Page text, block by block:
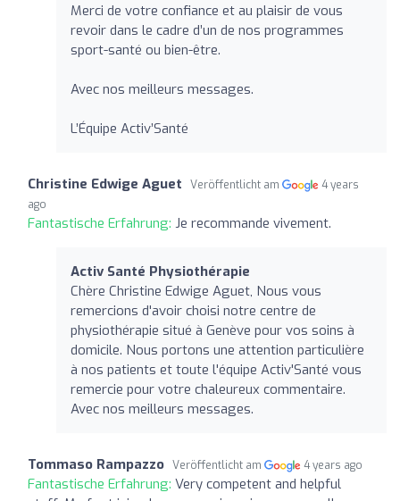
Merci de votre confiance et au plaisir de vous
revoir dans le cadre d’un de nos programmes
sport-santé ou bien-être.
Avec nos meilleurs messages.
L’Équipe Activ’Santé
Christine Edwige Aguet Veröffentlicht am
4 years
ago
Fantastische Erfahrung: Je recommande vivement.
Activ Santé Physiothérapie
Chère Christine Edwige Aguet, Nous vous
remercions d'avoir choisi notre centre de
physiothérapie situé à Genève pour vos soins à
domicile. Nous portons une attention particulière
à nos patients et toute l'équipe Activ'Santé vous
remercie pour votre chaleureux commentaire.
Avec nos meilleurs messages.
Tommaso Rampazzo Veröffentlicht am 4 years ago
Fantastische Erfahrung: Very competent and helpful